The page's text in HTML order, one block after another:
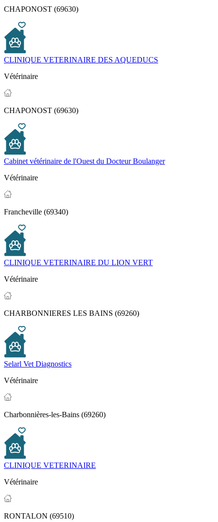
CHAPONOST (69630)
CLINIQUE VETERINAIRE DES AQUEDUCS
Vétérinaire
CHAPONOST (69630)
Cabinet vétérinaire de l'Ouest du Docteur Boulanger
Vétérinaire
Francheville (69340)
CLINIQUE VETERINAIRE DU LION VERT
Vétérinaire
CHARBONNIERES LES BAINS (69260)
Selarl Vet Diagnostics
Vétérinaire
Charbonnières-les-Bains (69260)
CLINIQUE VETERINAIRE
Vétérinaire
RONTALON (69510)